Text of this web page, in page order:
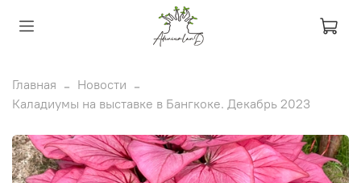
Главная
Новости
Каладиумы на выставке в Бангкоке. Декабрь 2023